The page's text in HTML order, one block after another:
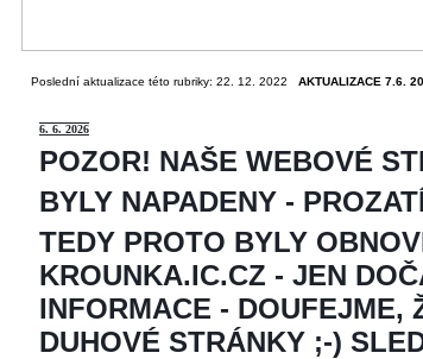
Poslední aktualizace této rubriky: 22. 12. 2022 AKTUALIZACE 7.6.
6. 6. 2026
POZOR! NAŠE WEBOVÉ
BYLY NAPADENY -
TEDY PROTO BYLY
KROUNKA.IC.CZ - JEN
INFORMACE - DOUFEJME,
DUHOVÉ STRÁNKY ;-)